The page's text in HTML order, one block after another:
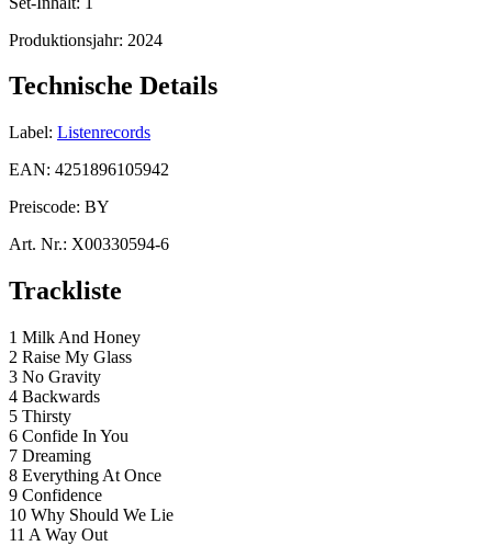
Produktionsjahr: 2024
Technische Details
Label: Listenrecords
EAN: 4251896105942
Preiscode: BY
Art. Nr.: X00330594-6
Trackliste
1 Milk And Honey
2 Raise My Glass
3 No Gravity
4 Backwards
5 Thirsty
6 Confide In You
7 Dreaming
8 Everything At Once
9 Confidence
10 Why Should We Lie
11 A Way Out